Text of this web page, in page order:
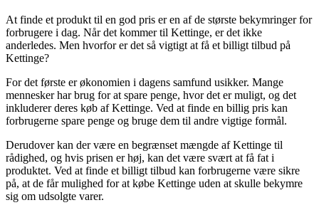
At finde et produkt til en god pris er en af de største bekymringer for
forbrugere i dag. Når det kommer til Kettinge, er det ikke
anderledes. Men hvorfor er det så vigtigt at få et billigt tilbud på
Kettinge?
For det første er økonomien i dagens samfund usikker. Mange
mennesker har brug for at spare penge, hvor det er muligt, og det
inkluderer deres køb af Kettinge. Ved at finde en billig pris kan
forbrugerne spare penge og bruge dem til andre vigtige formål.
Derudover kan der være en begrænset mængde af Kettinge til
rådighed, og hvis prisen er høj, kan det være svært at få fat i
produktet. Ved at finde et billigt tilbud kan forbrugerne være sikre
på, at de får mulighed for at købe Kettinge uden at skulle bekymre
sig om udsolgte varer.